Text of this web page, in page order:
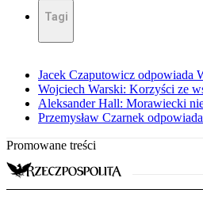
Tagi
Jacek Czaputowicz odpowiada
Wojciech Warski: Korzyści ze
Aleksander Hall: Morawiecki
Przemysław Czarnek
Promowane treści